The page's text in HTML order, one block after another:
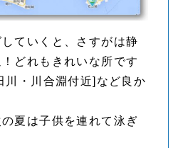
ていくと、さすがは静
どれもきれいな所です
川・川合淵付近]など良か
夏は子供を連れて泳ぎ